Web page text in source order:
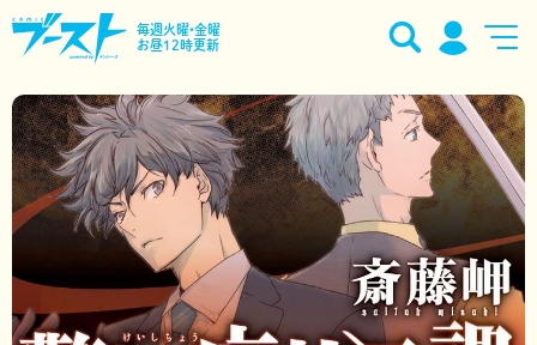
毎週火曜•金曜
お昼12時更新